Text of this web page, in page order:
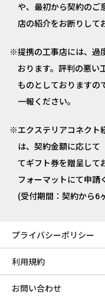
や、最初から契約のご
店の紹介をお断りして
提携の工事店には、過
おります。評判の悪い
ものとしておりますの
一報ください。
エクステリアコネクト
は、契約金額に応じて
てギフト券を贈呈して
フォーマットにて申請
(受付期間：契約から6
プライバシーポリシー
利用規約
お問い合わせ